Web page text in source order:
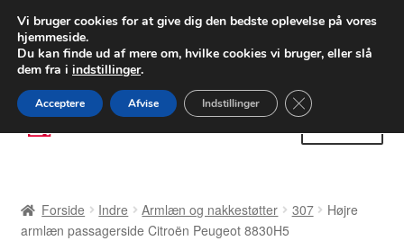
LEVERING fra 55 kr.
FEDEX verdensomspændende forsendelse
80 82 72 02
Spring
til
Spring
til
Betalinger
Forside Indre Armlæn og nakkestøtter 307
Højre
armlæn passagerside Citroën Peugeot 8830H5
Vi bruger cookies for at give dig den bedste oplevelse på vores
hjemmeside.
Du kan finde ud af mere om, hvilke cookies vi bruger, eller slå
dem fra i indstillinger.
Acceptere Afvise Indstillinger Close GDPR